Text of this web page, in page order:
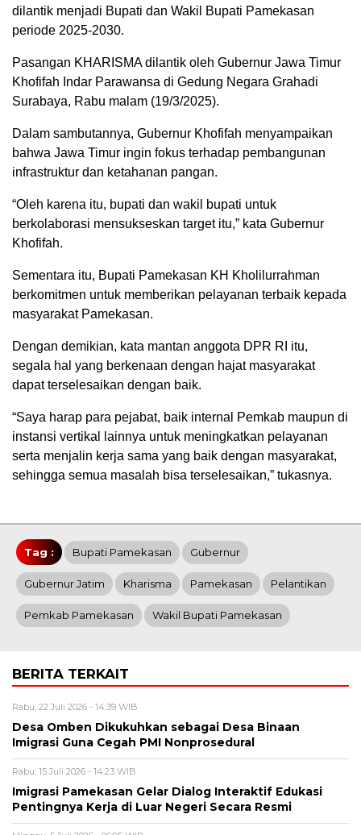
dilantik menjadi Bupati dan Wakil Bupati Pamekasan
periode 2025-2030.
Pasangan KHARISMA dilantik oleh Gubernur Jawa Timur
Khofifah Indar Parawansa di Gedung Negara Grahadi
Surabaya, Rabu malam (19/3/2025).
Dalam sambutannya, Gubernur Khofifah menyampaikan
bahwa Jawa Timur ingin fokus terhadap pembangunan
infrastruktur dan ketahanan pangan.
“Oleh karena itu, bupati dan wakil bupati untuk
berkolaborasi mensukseskan target itu,” kata Gubernur
Khofifah.
Sementara itu, Bupati Pamekasan KH Kholilurrahman
berkomitmen untuk memberikan pelayanan terbaik kepada
masyarakat Pamekasan.
Dengan demikian, kata mantan anggota DPR RI itu,
segala hal yang berkenaan dengan hajat masyarakat
dapat terselesaikan dengan baik.
“Saya harap para pejabat, baik internal Pemkab maupun di
instansi vertikal lainnya untuk meningkatkan pelayanan
serta menjalin kerja sama yang baik dengan masyarakat,
sehingga semua masalah bisa terselesaikan,” tukasnya.
Tag : Bupati Pamekasan Gubernur
Gubernur Jatim Kharisma Pamekasan Pelantikan
Pemkab Pamekasan Wakil Bupati Pamekasan
BERITA TERKAIT
Rabu, 22 Juli 2026 - 14:39 WIB
Desa Omben Dikukuhkan sebagai Desa Binaan
Imigrasi Guna Cegah PMI Nonprosedural
Rabu, 15 Juli 2026 - 14:23 WIB
Imigrasi Pamekasan Gelar Dialog Interaktif Edukasi
Pentingnya Kerja di Luar Negeri Secara Resmi